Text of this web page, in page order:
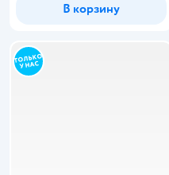
В корзину